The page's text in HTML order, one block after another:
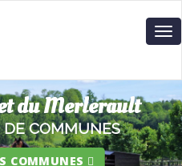
du Merlerault
COMMUNES
COMMUNES